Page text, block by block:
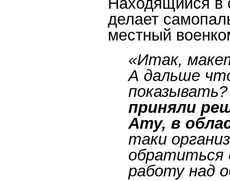
делает
местный
«Итак,
А дальше
приняли
Ату, в
таки
обратиться
работу над